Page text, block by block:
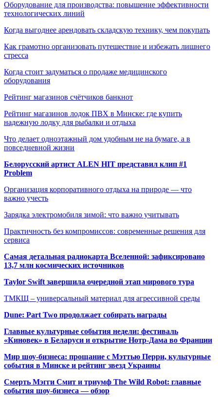
Оборудование для производства: повышение эффективности
технологических линий
Когда выгоднее арендовать складскую технику, чем покупать
Как грамотно организовать путешествие и избежать лишнего
стресса
Когда стоит задуматься о продаже медицинского
оборудования
Рейтинг магазинов счётчиков банкнот
Рейтинг магазинов лодок ПВХ в Минске: где купить
надежную лодку для рыбалки и отдыха
Что делает одноэтажный дом удобным не на бумаге, а в
повседневной жизни
Белорусский артист ALEN HIT представил клип #1
Problem
Организация корпоративного отдыха на природе — что
важно учесть
Зарядка электромобиля зимой: что важно учитывать
Практичность без компромиссов: современные решения для
сервиса
Самая детальная радиокарта Вселенной: зафиксировано
13,7 млн космических источников
Taylor Swift завершила очередной этап мирового тура
ТМКЩ – универсальный материал для агрессивной среды
Dune: Part Two продолжает собирать награды
Главные культурные события недели: фестиваль
«Киновек» в Беларуси и открытие Нотр-Дама во Франции
Мир шоу-бизнеса: прощание с Мэттью Перри, культурные
события в Минске и рейтинг звезд Украины
Смерть Мэгги Смит и триумф The Wild Robot: главные
события шоу-бизнеса — обзор